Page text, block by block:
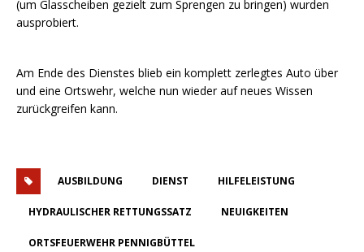
(um Glasscheiben gezielt zum Sprengen zu bringen) wurden
ausprobiert.
Am Ende des Dienstes blieb ein komplett zerlegtes Auto über
und eine Ortswehr, welche nun wieder auf neues Wissen
zurückgreifen kann.
AUSBILDUNG DIENST HILFELEISTUNG
HYDRAULISCHER RETTUNGSSATZ NEUIGKEITEN
ORTSFEUERWEHR PENNIGBÜTTEL